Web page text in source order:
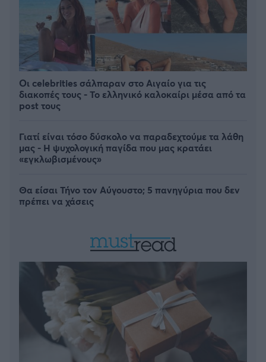
Οι celebrities σάλπαραν στο Αιγαίο για τις
διακοπές τους - Το ελληνικό καλοκαίρι μέσα από τα
post τους
Γιατί είναι τόσο δύσκολο να παραδεχτούμε τα λάθη
μας - Η ψυχολογική παγίδα που μας κρατάει
«εγκλωβισμένους»
Θα είσαι Τήνο τον Αύγουστο; 5 πανηγύρια που δεν
πρέπει να χάσεις